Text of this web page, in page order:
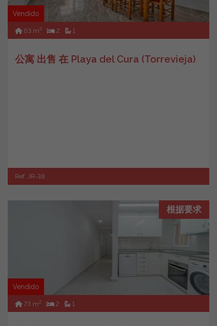
Vendido
63 m2 2 1
公寓 出售 在 Playa del Cura (Torrevieja)
Ref. JR-38
根据要求
Vendido
73 m2 2 1